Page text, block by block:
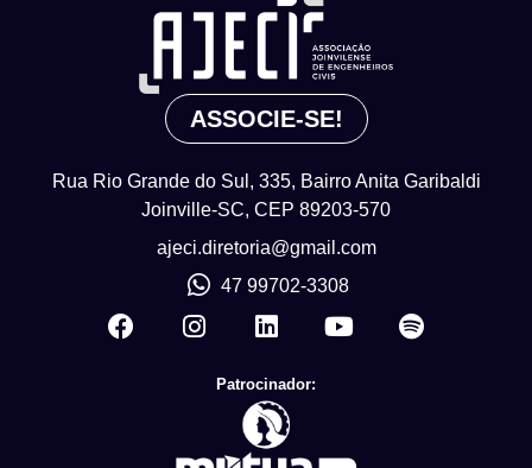
ASSOCIE-SE!
Rua Rio Grande do Sul, 335, Bairro Anita Garibaldi
Joinville-SC, CEP 89203-570
ajeci.diretoria@gmail.com
47 99702-3308
Patrocinador: